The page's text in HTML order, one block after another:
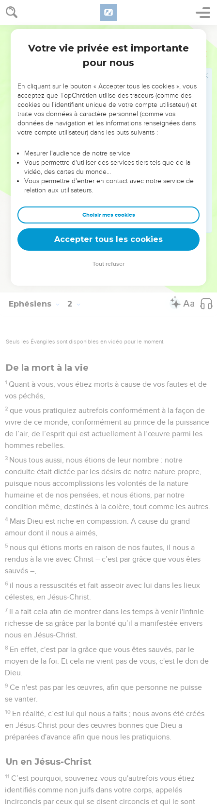
Ephésiens 1
je ne cesse de dire toute ma reconnaissance pour vous
lorsque je fais mention de vous dans mes prières.
Je prie que le Dieu de notre Seigneur Jésus-Christ, le Père
de gloire, vous donne un esprit de sagesse et de révélation
qui vous le fasse connaître.
Je prie qu'il illumine les yeux de votre cœur pour que vous
sachiez quelle est l’espérance qui s'attache à son appel,
quelle est la richesse de son glorieux héritage au milieu des
saints
et quelle est l'infinie grandeur de sa puissance, qui se
manifeste avec efficacité par le pouvoir de sa force envers
Cette puissance, il l'a déployée en Christ quand il l'a
ressuscité et l'a fait asseoir à sa droite dans les lieux
célestes,
21
puissance, de toute souveraineté et de tout nom qui peut
être nommé, non seulement dans le monde présent, mais
encore dans le monde à venir.
Il a tout mis sous ses pieds et il l'a donné pour chef
Ephésiens 2
Seuls les Évangiles sont disponibles en vidéo pour le moment.
De la mort à la vie
1 Quant à vous, vous étiez morts à cause de vos fautes et de
vos péchés,
2 que vous pratiquiez autrefois conformément à la façon de
vivre de ce monde, conformément au prince de la puissance
de l’air, de l’esprit qui est actuellement à l’œuvre parmi les
hommes rebelles.
3 Nous tous aussi, nous étions de leur nombre : notre
conduite était dictée par les désirs de notre nature propre,
puisque nous accomplissions les volontés de la nature
humaine et de nos pensées, et nous étions, par notre
condition même, destinés à la colère, tout comme les autres.
4 Mais Dieu est riche en compassion. A cause du grand
amour dont il nous a aimés,
5 nous qui étions morts en raison de nos fautes, il nous a
rendus à la vie avec Christ – c’est par grâce que vous êtes
sauvés –,
6 il nous a ressuscités et fait asseoir avec lui dans les lieux
célestes, en Jésus-Christ.
7 Il a fait cela afin de montrer dans les temps à venir l'infinie
richesse de sa grâce par la bonté qu’il a manifestée envers
nous en Jésus-Christ.
8 En effet, c'est par la grâce que vous êtes sauvés, par le
moyen de la foi. Et cela ne vient pas de vous, c'est le don de
Dieu.
9 Ce n'est pas par les œuvres, afin que personne ne puisse
se vanter.
10 En réalité, c’est lui qui nous a faits ; nous avons été créés
en Jésus-Christ pour des œuvres bonnes que Dieu a
préparées d'avance afin que nous les pratiquions.
Un en Jésus-Christ
11 C’est pourquoi, souvenez-vous qu'autrefois vous étiez
identifiés comme non juifs dans votre corps, appelés
incirconcis par ceux qui se disent circoncis et qui le sont
Votre vie privée est importante
pour nous
En cliquant sur le bouton « Accepter tous les cookies », vous
acceptez que TopChrétien utilise des traceurs (comme des
cookies ou l'identifiant unique de votre compte utilisateur) et
traite vos données à caractère personnel (comme vos
données de navigation et les informations renseignées dans
votre compte utilisateur) dans les buts suivants :
Mesurer l'audience de notre service
Vous permettre d'utiliser des services tiers tels que de la
vidéo, des cartes du monde…
Vous permettre d'entrer en contact avec notre service de
relation aux utilisateurs.
Choisir mes cookies
Accepter tous les cookies
Tout refuser